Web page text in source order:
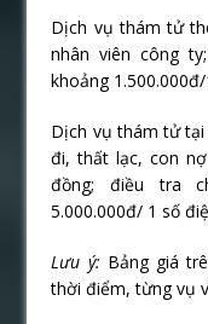
Dịch vụ thám tử
nhân viên công
khoảng
Dịch vụ thám tử
đi, thất lạc, con
đồng; điều tra
5.000.000đ/ 1 số
Lưu ý: Bảng giá
thời điểm, từng vụ